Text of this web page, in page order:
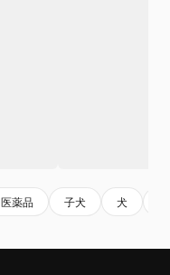
医薬品 子犬 犬